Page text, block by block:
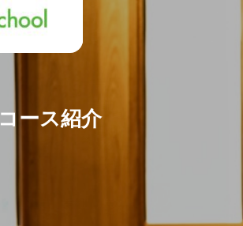
コース紹介